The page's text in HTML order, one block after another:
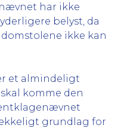
har ikke
belyst, da
ikke kan
et almindeligt
komme den
grundlag for